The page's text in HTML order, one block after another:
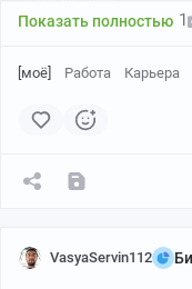
Исход переговоров
человек называет
Показать полностью 1
[моё] Работа Карьера
VasyaServin112